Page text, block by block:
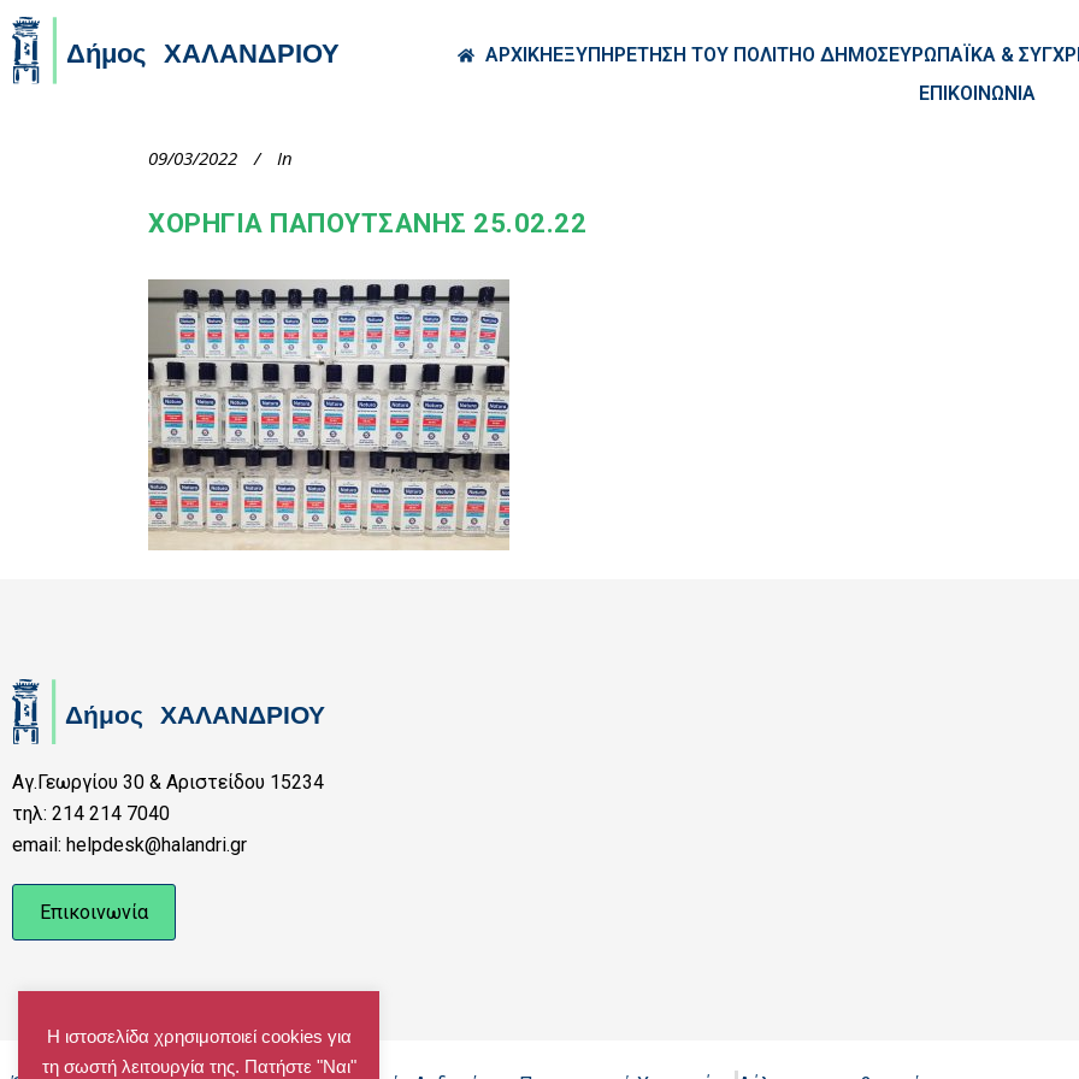
ΑΡΧΙΚΗΕΞΥΠΗΡΕΤΗΣΗ ΤΟΥ ΠΟΛΙΤΗΟ ΔΗΜΟΣΕΥΡΩΠΑΪΚΑ &
ΕΠΙΚΟΙΝΩΝΙΑ
09/03/2022 In
ΧΟΡΗΓΙΑ ΠΑΠΟΥΤΣΑΝΗΣ 25.02.22
Αγ.Γεωργίου 30 & Αριστείδου 15234
τηλ: 214 214 7040
email: helpdesk@halandri.gr
Επικοινωνία
Η ιστοσελίδα χρησιμοποιεί cookies για
τη σωστή λειτουργία της. Πατήστε "Ναι"